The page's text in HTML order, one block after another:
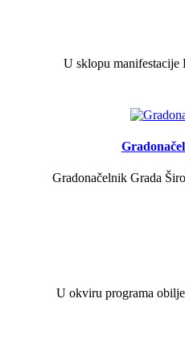
U sklopu manifestacije
Gradonačelnik Grada
U okviru programa